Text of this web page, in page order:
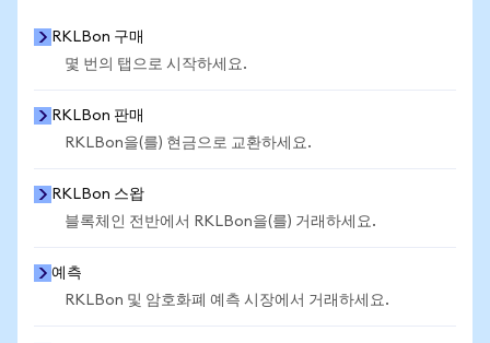
RKLBon 구매
몇 번의 탭으로 시작하세요.
RKLBon 판매
RKLBon을(를) 현금으로 교환하세요.
RKLBon 스왑
블록체인 전반에서 RKLBon을(를) 거래하세요.
예측
RKLBon 및 암호화폐 예측 시장에서 거래하세요.